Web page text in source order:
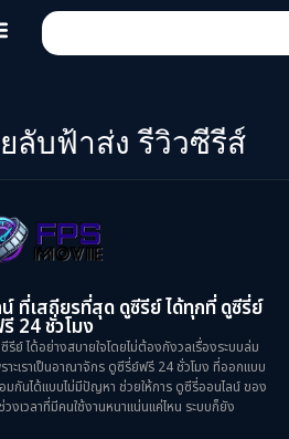
ลับฟ้าส่ง รีวิวซีรีส์
ที่เสถียรที่สุด ดูซีรีย์ ได้ทุกที่ ดูซีรี่ย์
24 ชั่วโมง
ได้อย่างสบายใจโดยไม่ต้องกังวลเรื่องระบบล่ม
ะเราเป็นอาณาจักร ดูซีรี่ย์ฟรี 24 ชั่วโมง ที่ออกแบบ
มกันได้แบบไม่มีปัญหา ช่วยให้การ ดูซีรี่ออนไลน์ ของ
งเวลาที่มีคนใช้งานหนาแน่นแค่ไหน ระบบก็ยัง